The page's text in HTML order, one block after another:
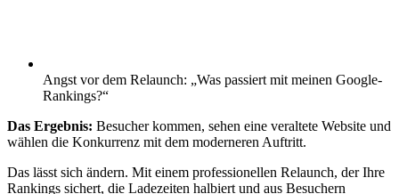
Angst vor dem Relaunch: „Was passiert mit meinen Google-
Rankings?“
Das Ergebnis: Besucher kommen, sehen eine veraltete Website und
wählen die Konkurrenz mit dem moderneren Auftritt.
Das lässt sich ändern. Mit einem professionellen Relaunch, der Ihre
Rankings sichert, die Ladezeiten halbiert und aus Besuchern